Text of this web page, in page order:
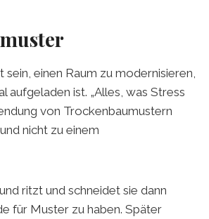
einen Raum zu modernisieren,
ist. „Alles, was Stress
von Trockenbaumustern
nicht zu einem
ritzt und schneidet sie dann
für Muster zu haben. Später